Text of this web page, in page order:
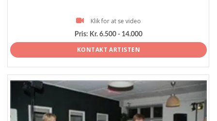
Klik for at se video
Pris: Kr. 6.500 - 14.000
KONTAKT ARTISTEN